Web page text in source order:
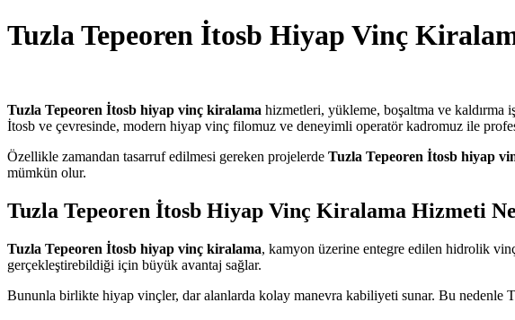
Tuzla Tepeoren İtosb Hiyap Vinç
Tuzla Tepeoren İtosb hiyap vinç kiralama hizmetleri, yükleme, boşaltma ve kaldırma
İtosb ve çevresinde, modern hiyap vinç filomuz ve deneyimli operatör kadromuz ile
Özellikle zamandan tasarruf edilmesi gereken projelerde Tuzla Tepeoren İtosb hiyap
mümkün olur.
Tuzla Tepeoren İtosb Hiyap Vinç Kiralama Hizmeti
Tuzla Tepeoren İtosb hiyap vinç kiralama, kamyon üzerine entegre edilen hidrolik
gerçekleştirebildiği için büyük avantaj sağlar.
Bununla birlikte hiyap vinçler, dar alanlarda kolay manevra kabiliyeti sunar. Bu nedenle